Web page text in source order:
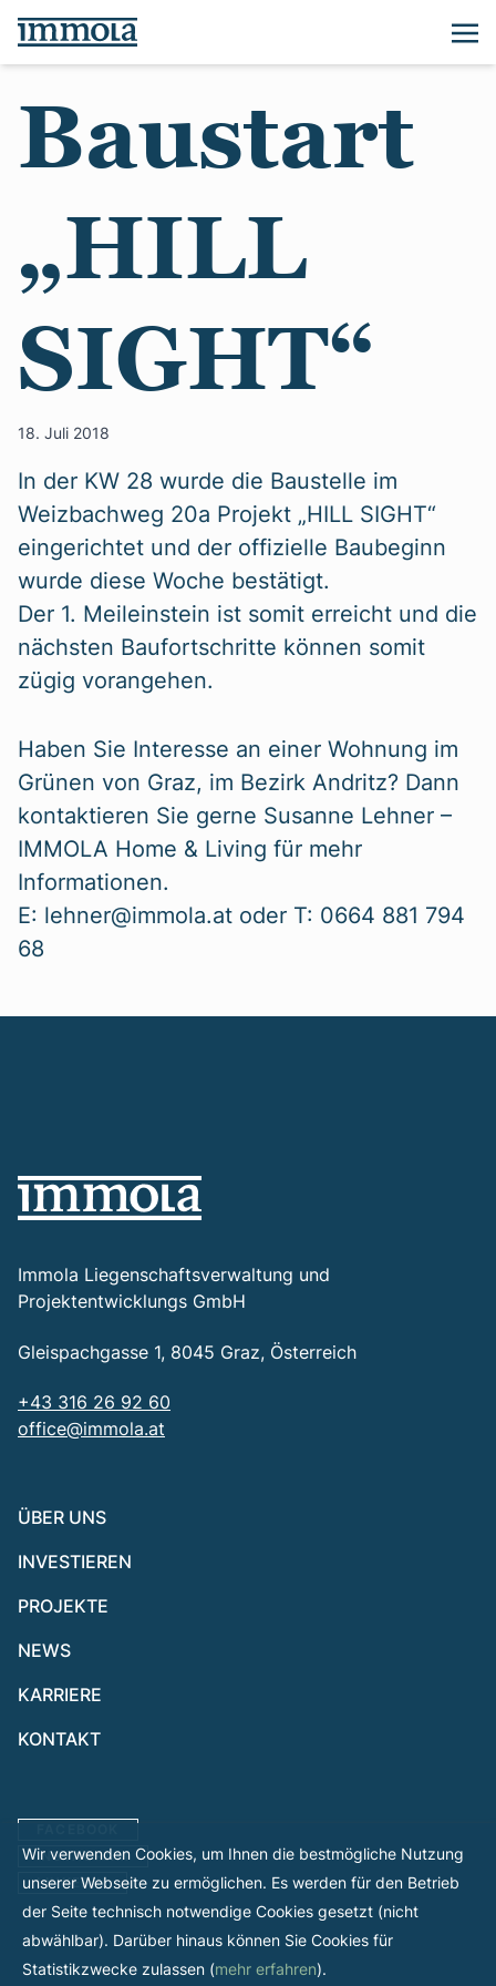
Baustart
„HILL
SIGHT“
18. Juli 2018
In der KW 28 wurde die Baustelle im
Weizbachweg 20a Projekt „HILL SIGHT“
eingerichtet und der offizielle Baubeginn
wurde diese Woche bestätigt.
Der 1. Meileinstein ist somit erreicht und die
nächsten Baufortschritte können somit
zügig vorangehen.
Haben Sie Interesse an einer Wohnung im
Grünen von Graz, im Bezirk Andritz? Dann
kontaktieren Sie gerne Susanne Lehner –
IMMOLA Home & Living für mehr
Informationen.
E: lehner@immola.at oder T: 0664 881 794
68
Immola Liegenschaftsverwaltung und
Projektentwicklungs GmbH
Gleispachgasse 1, 8045 Graz, Österreich
+43 316 26 92 60
office@immola.at
ÜBER UNS
INVESTIEREN
PROJEKTE
NEWS
KARRIERE
KONTAKT
INSTAGRAM
LINKEDIN
Wir verwenden Cookies, um Ihnen die bestmögliche Nutzung
unserer Webseite zu ermöglichen. Es werden für den Betrieb
der Seite technisch notwendige Cookies gesetzt (nicht
abwählbar). Darüber hinaus können Sie Cookies für
Statistikzwecke zulassen (mehr erfahren).